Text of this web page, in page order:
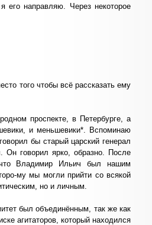
его направляю. Через некоторое
того чтобы всё рассказать ему
проспекте, в Петербурге, а
и меньшевики*. Вспоминаю
бы старый царский генерал
говорил ярко, образно. После
Владимир Ильич был нашим
му мы могли прийти со всякой
но и личным.
был объединённым, так же как
агитаторов, который находился